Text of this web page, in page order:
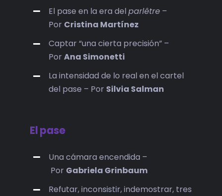
El pase en la era delparlêtre –
Por Cristina Martínez
Captar “una cierta precisión” –
PorAna Simonetti
La intensidad de lo real en el cartel
del pase – Por Silvia Salman
El pase
Una cámara encendida –
Por Gabriela Grinbaum
Refutar, inconsistir, indemostrar, tres